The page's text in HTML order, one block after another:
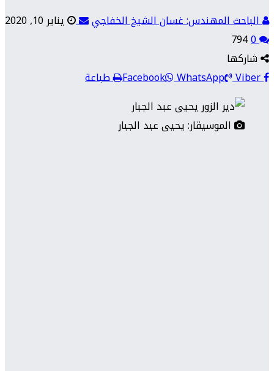
الباحث المهندس: غسان الشيخ الخفاجي
يناير 10, 2020
0
شاركها
Facebook
WhatsApp Viber طباعة
الموسيقار: يحيى عبد الجبار